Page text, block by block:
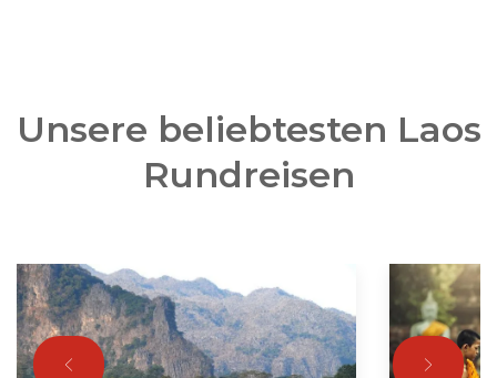
Unsere beliebtesten Laos
Rundreisen